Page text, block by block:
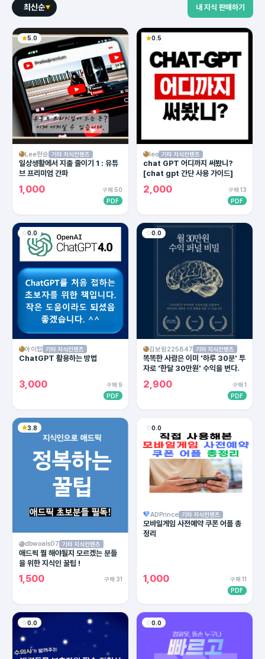
최신순 내 지식 판매하기
5.0
Lee현승 기타 지식컨텐츠
일상생활에서 지출 줄이기 1 : 유튜
브 프리미엄 간파
1,000
구매 50
PDF
0.5
leo 기타 지식컨텐츠
chat GPT 어디까지 써봤니?
[chat gpt 간단 사용 가이드]
2,000
구매 13
PDF
0.0
아이탑 기타 지식컨텐츠
ChatGPT 활용하는 방법
3,000
구매 9
PDF
0.0
김보람225847 기타 지식컨텐츠
똑똑한 사람은 이미 '하루 30분' 투
자로 '한달 30만원' 수익을 번다.
2,900
구매 1
PDF
3.8
dbwoals07 기타 지식컨텐츠
애드픽 뭘 해야될지 모르겠는 분들
을 위한 지식인 꿀팁 !
1,500 구매 31
0.0
ADPrince 기타 지식컨텐츠
모바일게임 사전예약 쿠폰 어플 총
정리
1,000
구매 11
PDF
0.0 0.0